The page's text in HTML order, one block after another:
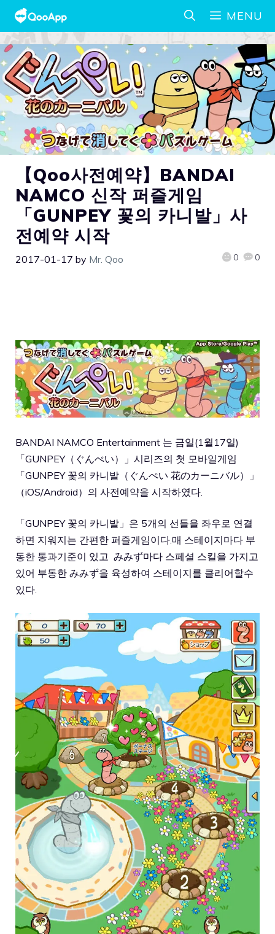
MENU
【Qoo사전예약】BANDAI
NAMCO 신작 퍼즐게임
「GUNPEY 꽃의 카니발」사
전예약 시작
2017-01-17 by Mr. Qoo 0 0
BANDAI NAMCO Entertainment 는 금일(1월17일)
「GUNPEY（ぐんぺい）」시리즈의 첫 모바일게임
「GUNPEY 꽃의 카니발（ぐんぺい 花のカーニバル）」
（iOS/Android）의 사전예약을 시작하였다.
「GUNPEY 꽃의 카니발」은 5개의 선들을 좌우로 연결
하면 지워지는 간편한 퍼즐게임이다.매 스테이지마다 부
동한 통과기준이 있고 みみず마다 스페셜 스킬을 가지고
있어 부동한 みみず을 육성하여 스테이지를 클리어할수
있다.